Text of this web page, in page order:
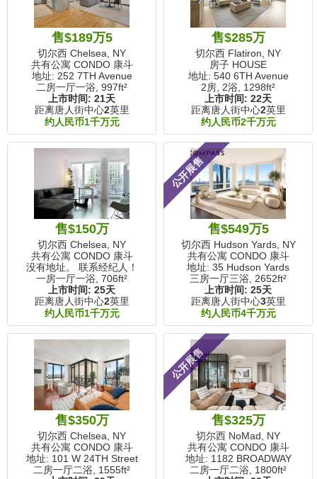
售$189万5
切尔西 Chelsea, NY
共有公寓 CONDO 康斗
地址: 252 7TH Avenue
二房一厅一浴, 997ft²
上市时间: 21天
距离唐人街中心2英里
约人民币1千万元
售$285万
切尔西 Flatiron, NY
房子 HOUSE
地址: 540 6TH Avenue
2房, 2浴, 1298ft²
上市时间: 22天
距离唐人街中心2英里
约人民币2千万元
售$150万
切尔西 Chelsea, NY
共有公寓 CONDO 康斗
没有地址。 联系经纪人！
一房一厅一浴, 706ft²
上市时间: 25天
距离唐人街中心2英里
约人民币1千万元
公开展售
售$549万5
切尔西 Hudson Yards, NY
共有公寓 CONDO 康斗
地址: 35 Hudson Yards
三房一厅三浴, 2652ft²
上市时间: 25天
距离唐人街中心3英里
约人民币4千万元
售$350万
切尔西 Chelsea, NY
共有公寓 CONDO 康斗
地址: 101 W 24TH Street
二房一厅二浴, 1555ft²
公开展售
售$325万
切尔西 NoMad, NY
共有公寓 CONDO 康斗
地址: 1182 BROADWAY
二房一厅二浴, 1800ft²